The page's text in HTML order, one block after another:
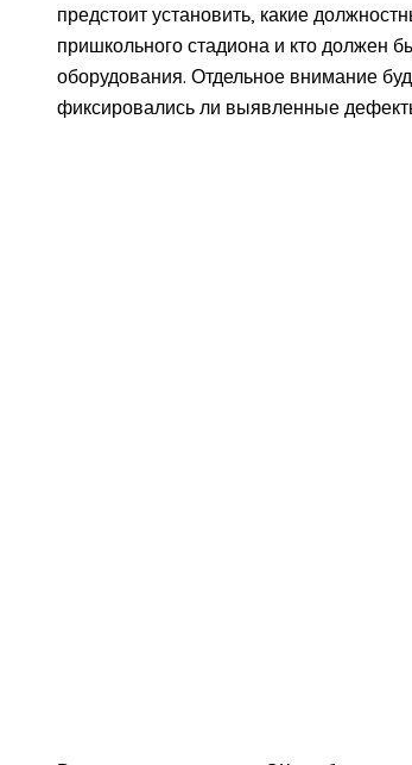
предстоит установить, какие
пришкольного стадиона и кто должен
оборудования. Отдельное внимание
фиксировались ли выявленные